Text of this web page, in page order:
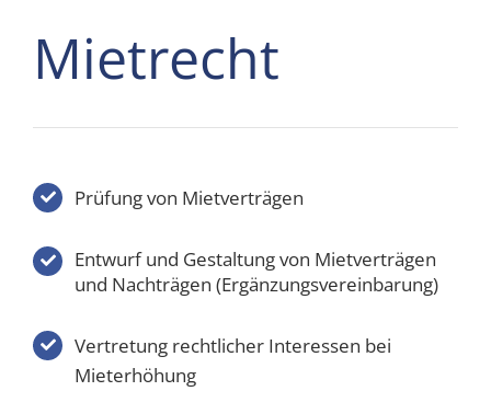
Mietrecht
Prüfung von Mietverträgen
Entwurf und Gestaltung von Mietverträgen
und Nachträgen (Ergänzungsvereinbarung)
Vertretung rechtlicher Interessen bei
Mieterhöhung